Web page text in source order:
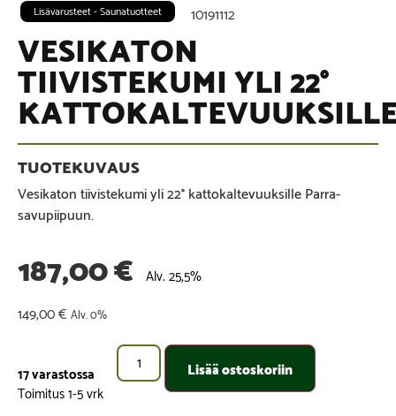
10191112
Lisävarusteet - Saunatuotteet
VESIKATON
TIIVISTEKUMI YLI 22°
Vesikaton tiivistekumi yli 22° kattokaltevuuksille Parra-
savupiipuun.
187,00€ Alv. 25,5%
149,00€ Alv. 0%
17 varastossa Lisää ostoskoriin